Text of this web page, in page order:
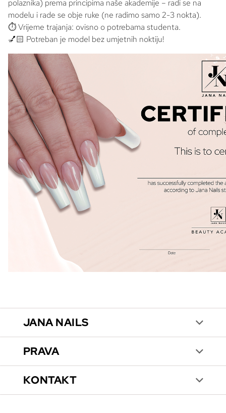
polaznika) prema principima naše akademije – radi se na
modelu i rade se obje ruke (ne radimo samo 2-3 nokta).
⏱ Vrijeme trajanja: ovisno o potrebama studenta.
💅🏻 Potreban je model bez umjetnih noktiju!
JANA NAILS
PRAVA
KONTAKT